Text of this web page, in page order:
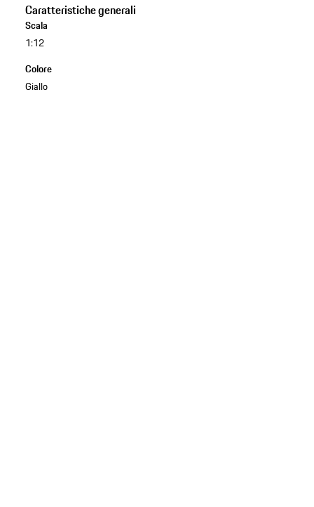
Caratteristiche generali
Scala
1:12
Colore
Giallo